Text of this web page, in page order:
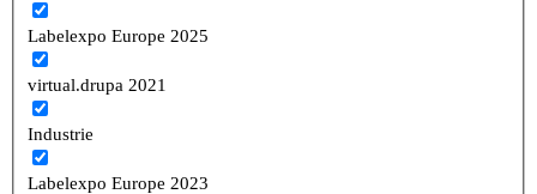
Labelexpo Europe 2025
virtual.drupa 2021
Industrie
Labelexpo Europe 2023